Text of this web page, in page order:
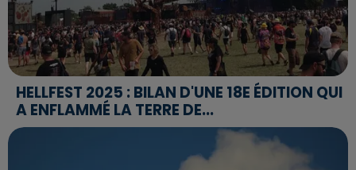
HELLFEST 2025 : BILAN D'UNE 18E ÉDITION QUI
A ENFLAMMÉ LA TERRE DE...